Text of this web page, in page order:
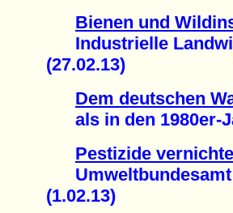
Bienen und
Industrielle
(27.02.13)
Dem deutschen
als in den 1980er-
Pestizide
Umweltbundesamt
(1.02.13)